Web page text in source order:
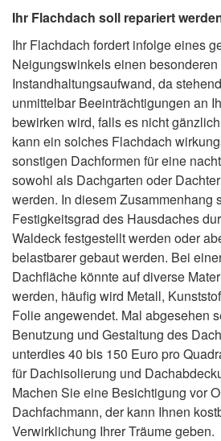
Ihr Flachdach soll repariert
Ihr Flachdach fordert infolge eines
Neigungswinkels einen besonderen
Instandhaltungsaufwand, da
unmittelbar Beeinträchtigungen an
bewirken wird, falls es nicht
kann ein solches Flachdach
sonstigen Dachformen für eine
sowohl als Dachgarten oder
werden. In diesem Zusammenhang
Festigkeitsgrad des Hausdaches
Waldeck festgestellt werden oder
belastbarer gebaut werden. Bei
Dachfläche könnte auf diverse
werden, häufig wird Metall,
Folie angewendet. Mal abgesehen
Benutzung und Gestaltung des
unterdies 40 bis 150 Euro pro
für Dachisolierung und
Machen Sie eine Besichtigung vor
Dachfachmann, der kann Ihnen
Verwirklichung Ihrer Träume geben.